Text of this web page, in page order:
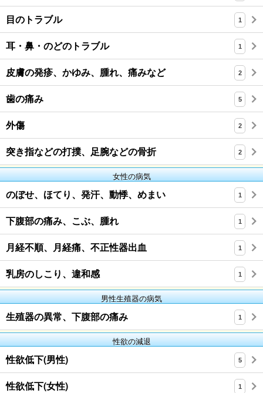
目のトラブル 1
耳・鼻・のどのトラブル 1
皮膚の発疹、かゆみ、腫れ、痛みなど 2
歯の痛み 5
外傷 2
突き指などの打撲、足腕などの骨折 2
女性の病気
のぼせ、ほてり、発汗、動悸、めまい 1
下腹部の痛み、こぶ、腫れ 1
月経不順、月経痛、不正性器出血 1
乳房のしこり、違和感 1
男性生殖器の病気
生殖器の異常、下腹部の痛み 1
性欲の減退
性欲低下(男性) 5
性欲低下(女性) 1